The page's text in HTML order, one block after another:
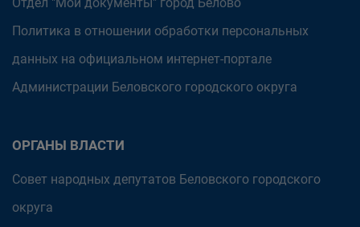
Политика в отношении обработки персональных
данных на официальном интернет-портале
Администрации Беловского городского округа
ОРГАНЫ ВЛАСТИ
Совет народных депутатов Беловского городского
округа